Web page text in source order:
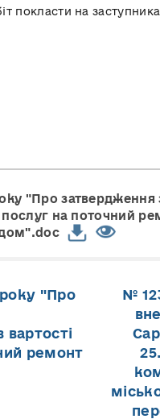
покласти на
"Про
послуг на поточний
"Про
ремонт
№